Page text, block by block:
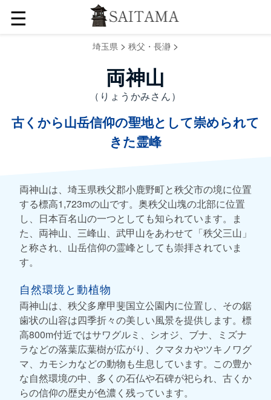
☰
埼玉県 > 秩父・長瀞 >
両神山
（りょうかみさん）
古くから山岳信仰の聖地として崇められて
きた霊峰
両神山は、埼玉県秩父郡小鹿野町と秩父市の境に位置
する標高1,723mの山です。奥秩父山塊の北部に位置
し、日本百名山の一つとしても知られています。ま
た、両神山、三峰山、武甲山をあわせて「秩父三山」
と称され、山岳信仰の霊峰としても崇拝されていま
す。
自然環境と動植物
両神山は、秩父多摩甲斐国立公園内に位置し、その鋸
歯状の山容は四季折々の美しい風景を提供します。標
高800m付近ではサワグルミ、シオジ、ブナ、ミズナ
ラなどの落葉広葉樹が広がり、クマタカやツキノワグ
マ、カモシカなどの動物も生息しています。この豊か
な自然環境の中、多くの石仏や石碑が祀られ、古くか
らの信仰の歴史が色濃く残っています。